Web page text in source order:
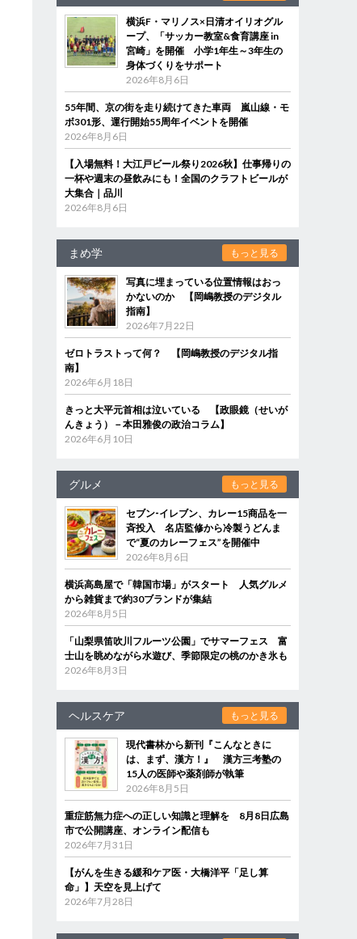
横浜F・マリノス×日清オイリオグル
ープ、「サッカー教室&食育講座 in
宮崎」を開催 小学1年生～3年生の
身体づくりをサポート
2026年8月6日
55年間、京の街を走り続けてきた車両 嵐山線・モ
ボ301形、運行開始55周年イベントを開催
2026年8月6日
【入場無料！大江戸ビール祭り2026秋】仕事帰りの
一杯や週末の昼飲みにも！全国のクラフトビールが
大集合｜品川
2026年8月6日
まめ学 もっと見る
写真に埋まっている位置情報はおっ
かないのか 【岡嶋教授のデジタル
指南】
2026年7月22日
ゼロトラストって何？ 【岡嶋教授のデジタル指
南】
2026年6月18日
きっと大平元首相は泣いている 【政眼鏡（せいが
んきょう）－本田雅俊の政治コラム】
2026年6月10日
グルメ もっと見る
セブン‐イレブン、カレー15商品を一
斉投入 名店監修から冷製うどんま
で“夏のカレーフェス”を開催中
2026年8月6日
横浜高島屋で「韓国市場」がスタート 人気グルメ
から雑貨まで約30ブランドが集結
2026年8月5日
「山梨県笛吹川フルーツ公園」でサマーフェス 富
士山を眺めながら水遊び、季節限定の桃のかき氷も
2026年8月3日
ヘルスケア もっと見る
現代書林から新刊『こんなときに
は、まず、漢方！』 漢方三考塾の
15人の医師や薬剤師が執筆
2026年8月5日
重症筋無力症への正しい知識と理解を 8月8日広島
市で公開講座、オンライン配信も
2026年7月31日
【がんを生きる緩和ケア医・大橋洋平「足し算
命」】天空を見上げて
2026年7月28日